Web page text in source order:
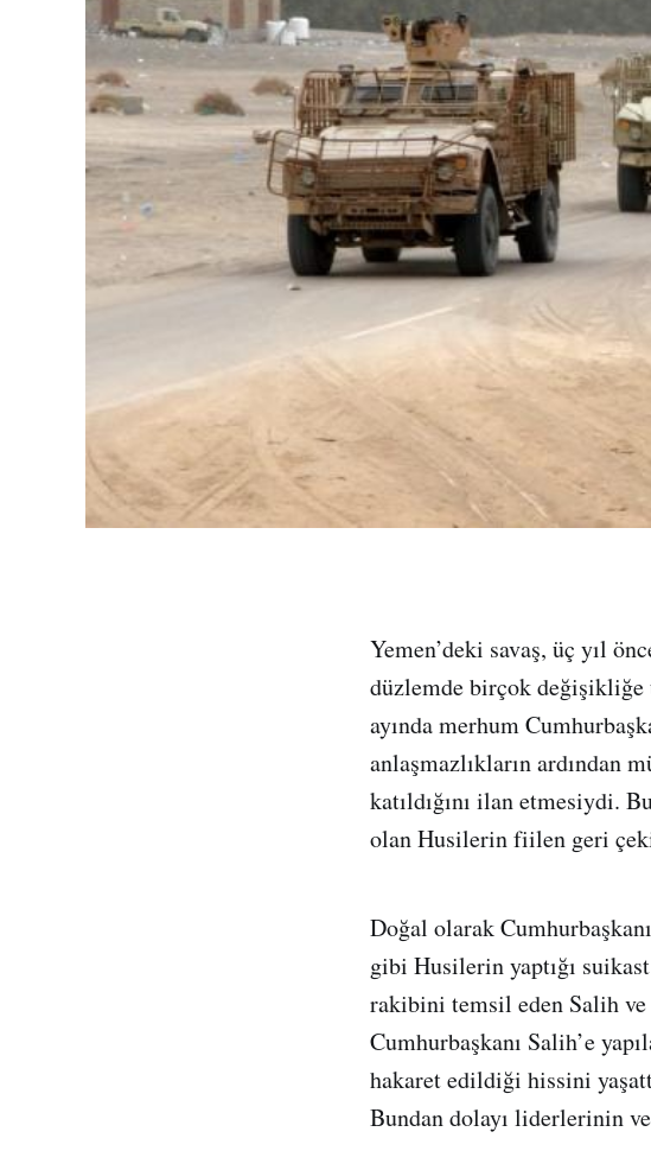
Yemen’deki savaş, üç yıl
düzlemde birçok değişikliğe
ayında merhum
anlaşmazlıkların ardından
katıldığını ilan etmesiydi.
olan Husilerin fiilen geri
Doğal olarak
gibi Husilerin yaptığı
rakibini temsil eden Salih ve
Cumhurbaşkanı Salih’e
hakaret edildiği hissini
Bundan dolayı liderlerinin